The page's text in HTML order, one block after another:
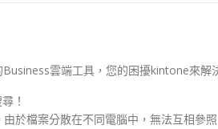
雲端工具，您的困擾kintone來解
！
於檔案分散在不同電腦中，無法互相參